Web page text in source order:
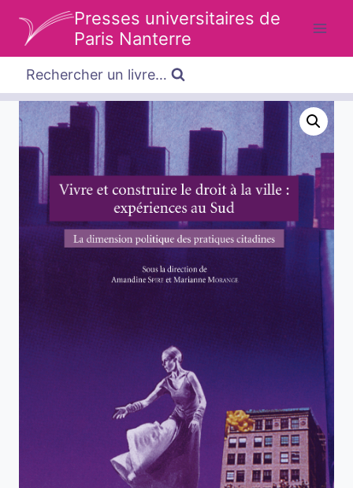
Presses universitaires de
Paris Nanterre
Rechercher un livre…